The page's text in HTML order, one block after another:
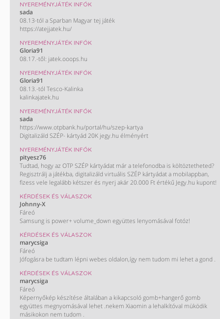
NYEREMÉNYJÁTÉK INFÓK
sada
08.13-tól a Sparban Magyar tej játék
https://atejjatek.hu/
NYEREMÉNYJÁTÉK INFÓK
Gloria91
08.17.-től: jatek.ooops.hu
NYEREMÉNYJÁTÉK INFÓK
Gloria91
08.13.-tól Tesco-Kalinka
kalinkajatek.hu
NYEREMÉNYJÁTÉK INFÓK
sada
https://www.otpbank.hu/portal/hu/szep-kartya
Digitalizáld SZÉP- kártyád 20K jegy.hu élményért
NYEREMÉNYJÁTÉK INFÓK
pityesz76
Tudtad, hogy az OTP SZÉP kártyádat már a telefonodba is költöztetheted?
Regisztrálj a játékba, digitalizáld virtuális SZÉP kártyádat a mobilappban,
fizess vele legalább kétszer és nyerj akár 20.000 Ft értékű Jegy.hu kupont!
KÉRDÉSEK ÉS VÁLASZOK
Johnny-X
Fáreó
Samsung is power+ volume_down együttes lenyomásával fotóz!
KÉRDÉSEK ÉS VÁLASZOK
marycsiga
Fáreó
Jófogásra be tudtam lépni webes oldalon,így nem tudom mi lehet a gond .
KÉRDÉSEK ÉS VÁLASZOK
marycsiga
Fáreó
Képernyőkép készítése általában a kikapcsoló gomb+hangerő gomb
együttes megnyomásával lehet .nekem Xiaomin a lehalkítóval müködik
másikokon nem tudom .